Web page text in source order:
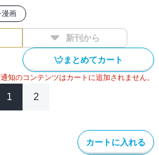
漫画
新刊から
まとめてカート
知のコンテンツはカートに追加されません。
1 2
カートに入れる